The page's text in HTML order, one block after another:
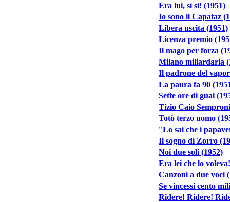
Era lui, sì sì! (1951)
Io sono il Capataz
Libera uscita (1951)
Licenza premio
Il mago per forza
Milano miliardaria
Il padrone del
La paura fa 90
Sette ore di guai
Tizio Caio
Totò terzo uomo
''Lo sai che i
Il sogno di Zorro
Noi due soli (1952)
Era lei che lo
Canzoni a due voci
Se vincessi cento
Ridere! Ridere!